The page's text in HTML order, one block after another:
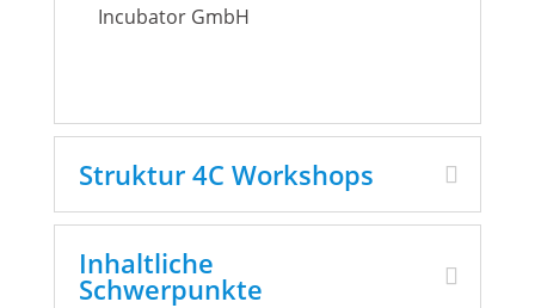
Incubator GmbH
Struktur 4C Workshops
Inhaltliche
Schwerpunkte